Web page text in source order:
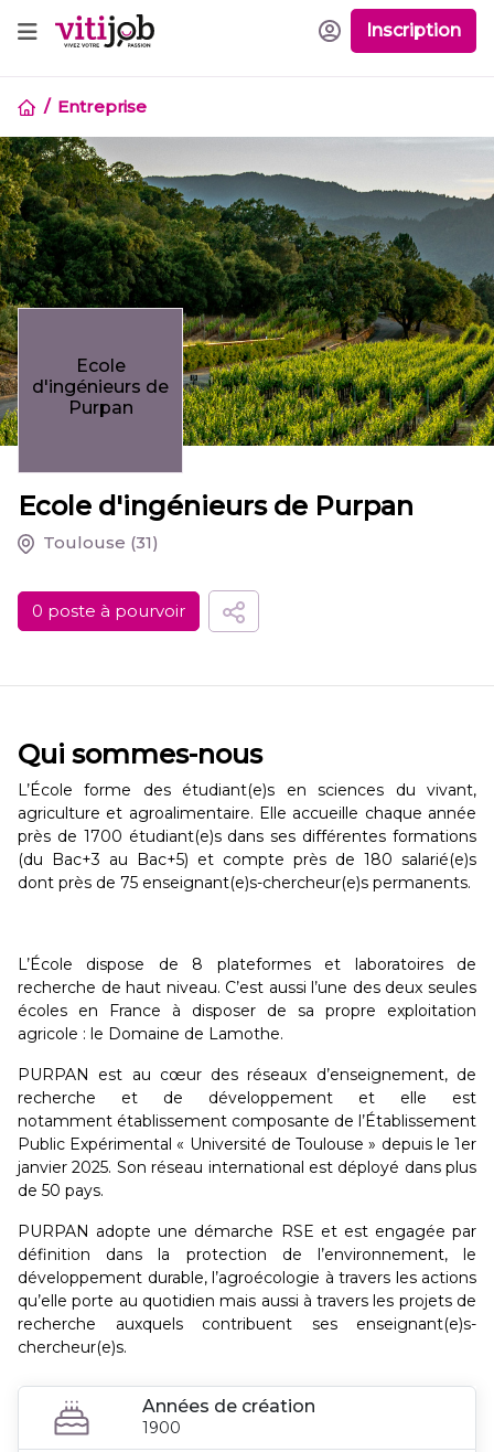
Inscription
Entreprise
Ecole
d'ingénieurs de
Purpan
Ecole d'ingénieurs de Purpan
Toulouse (31)
0 poste à pourvoir
Qui sommes-nous
L’École forme des étudiant(e)s en sciences du vivant,
agriculture et agroalimentaire. Elle accueille chaque année
près de 1700 étudiant(e)s dans ses différentes formations
(du Bac+3 au Bac+5) et compte près de 180 salarié(e)s
dont près de 75 enseignant(e)s-chercheur(e)s permanents.
L’École dispose de 8 plateformes et laboratoires de
recherche de haut niveau. C’est aussi l’une des deux seules
écoles en France à disposer de sa propre exploitation
agricole : le Domaine de Lamothe.
PURPAN est au cœur des réseaux d’enseignement, de
recherche et de développement et elle est
notamment établissement composante de l’Établissement
Public Expérimental « Université de Toulouse » depuis le 1er
janvier 2025. Son réseau international est déployé dans plus
de 50 pays.
PURPAN adopte une démarche RSE et est engagée par
définition dans la protection de l’environnement, le
développement durable, l’agroécologie à travers les actions
qu’elle porte au quotidien mais aussi à travers les projets de
recherche auxquels contribuent ses enseignant(e)s-
chercheur(e)s.
Années de création
1900